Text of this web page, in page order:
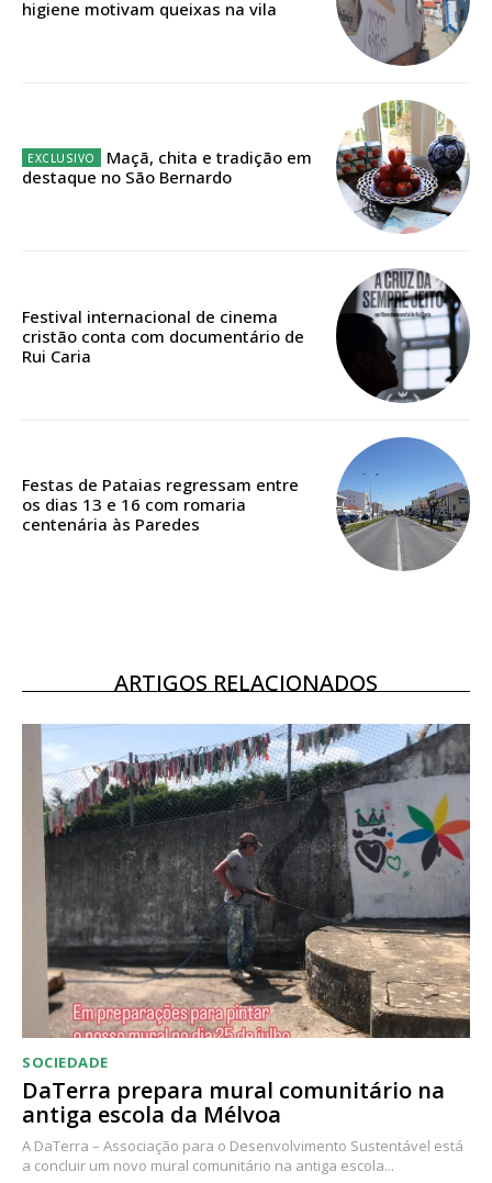
Edição em papel entregue à Quinta-feira em sua
casa
Acesso aos conteúdos Exclusivos para
Escolha o plano
DIGITAL ANUAL
Acesso ao conteúdo online
assinantes
Ofertas para assinatura anual
Escolha o plano
higiene motivam queixas na vila
Maçã, chita e tradição em
destaque no São Bernardo
Festival internacional de cinema
cristão conta com documentário de
Rui Caria
Festas de Pataias regressam entre
os dias 13 e 16 com romaria
centenária às Paredes
ARTIGOS RELACIONADOS
SOCIEDADE
DaTerra prepara mural comunitário na
antiga escola da Mélvoa
A DaTerra – Associação para o Desenvolvimento Sustentável está
a concluir um novo mural comunitário na antiga escola...